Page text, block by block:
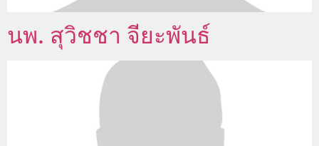
นพ. สุวิชชา จียะพันธ์